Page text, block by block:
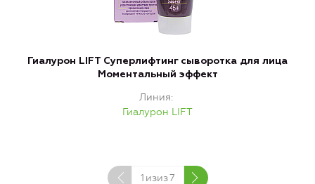
Гиалурон LIFT Суперлифтинг сыворотка для лица
Моментальный эффект
Линия
Гиалурон LIFT
1 изиз7